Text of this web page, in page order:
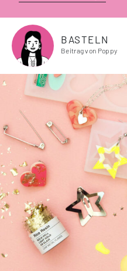
BASTELN
Beitrag von Poppy